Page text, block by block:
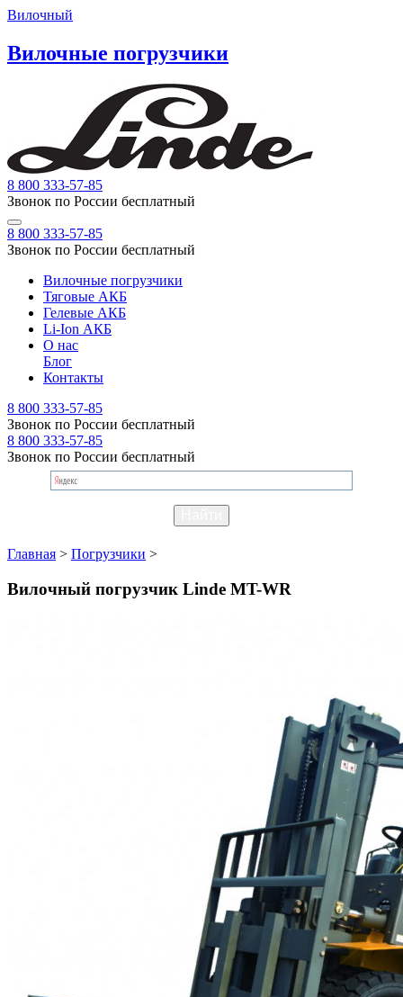
Вилочный
Вилочные погрузчики
8 800 333-57-85
Звонок по России бесплатный
8 800 333-57-85
Звонок по России бесплатный
Вилочные погрузчики
Тяговые АКБ
Гелевые АКБ
Li-Ion АКБ
О нас
Блог
Контакты
8 800 333-57-85
Звонок по России бесплатный
8 800 333-57-85
Звонок по России бесплатный
Главная > Погрузчики >
Вилочный погрузчик Linde MT-WR